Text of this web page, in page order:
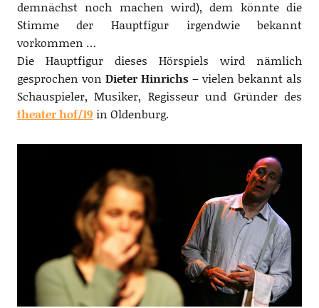
demnächst noch machen wird), dem könnte die
Stimme der Hauptfigur irgendwie bekannt
vorkommen …
Die Hauptfigur dieses Hörspiels wird nämlich
gesprochen von Dieter Hinrichs– vielen bekannt als
Schauspieler, Musiker, Regisseur und Gründer des
theater hof/19 in Oldenburg.